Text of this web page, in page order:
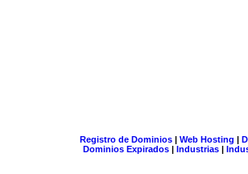
Registro de Dominios| Web Hosting |
Dominios Expirados | Industrias |